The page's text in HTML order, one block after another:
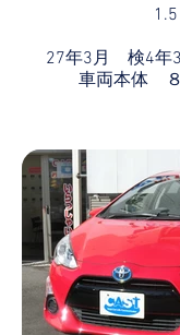
27年3月 検4年
車両本体